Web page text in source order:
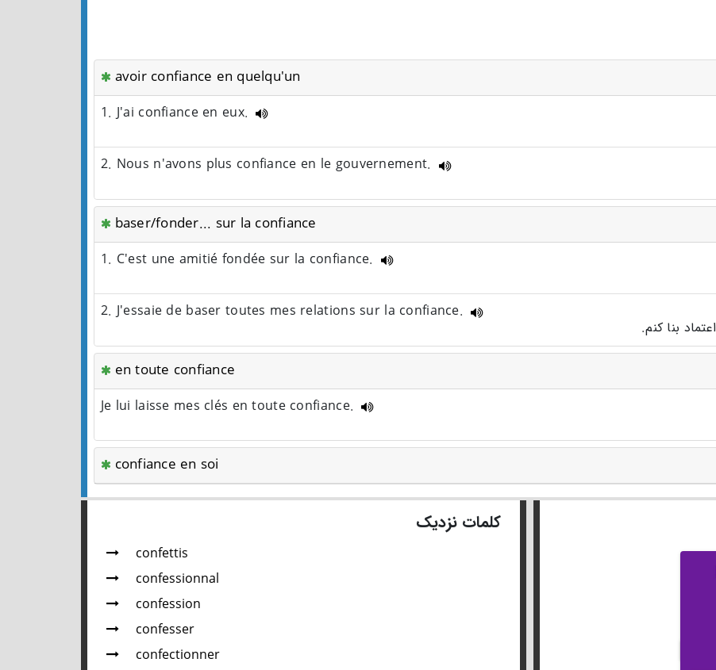
avoir confiance en quelqu'un
1. J'ai confiance en eux.
2. Nous n'avons plus confiance en le gouvernement.
baser/fonder... sur la confiance
1. C'est une amitié fondée sur la confiance.
2. J'essaie de baser toutes mes relations sur la confiance.
en toute confiance
Je lui laisse mes clés en toute confiance.
confiance en soi
کلمات نزدیک
confettis
confessionnal
confession
confesser
confectionner